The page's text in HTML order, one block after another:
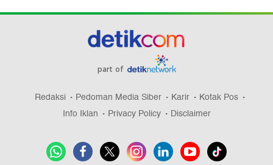
part of
Redaksi Pedoman Media Siber Karir
Kotak Pos
Info Iklan
Privacy Policy Disclaimer